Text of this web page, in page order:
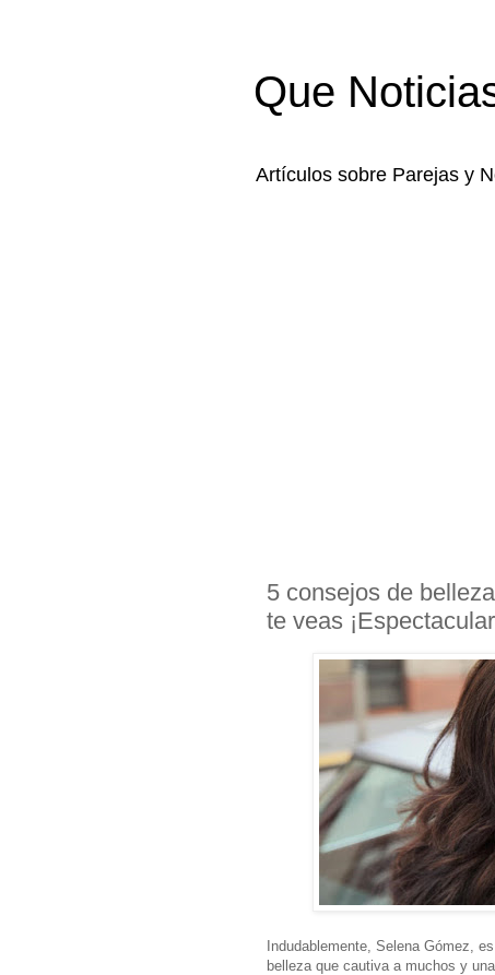
Que
Artículos sobre Parejas y
5 consejos de
te veas
Indudablemente, Selena Gómez,
belleza que cautiva a muchos y